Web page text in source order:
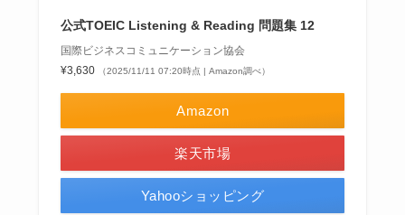
公式TOEIC Listening & Reading 問題集 12
国際ビジネスコミュニケーション協会
¥3,630
（2025/11/11 07:20時点 | Amazon調べ）
Amazon
楽天市場
Yahooショッピング